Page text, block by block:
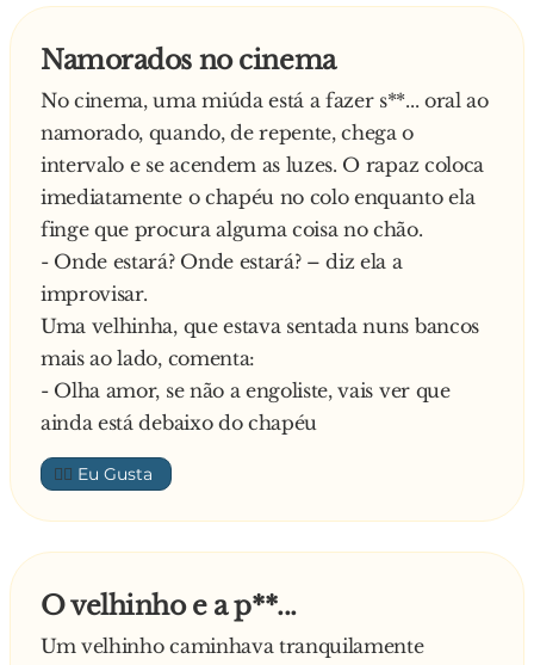
Namorados no cinema
No cinema, uma miúda está a fazer s**... oral ao
namorado, quando, de repente, chega o
intervalo e se acendem as luzes. O rapaz coloca
imediatamente o chapéu no colo enquanto ela
finge que procura alguma coisa no chão.
- Onde estará? Onde estará? – diz ela a
improvisar.
Uma velhinha, que estava sentada nuns bancos
mais ao lado, comenta:
- Olha amor, se não a engoliste, vais ver que
ainda está debaixo do chapéu
👍🏼
O velhinho e a p**...
Um velhinho caminhava tranquilamente